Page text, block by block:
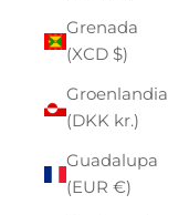
Grenada
(XCD $)
Groenlandia
(DKK kr.)
Guadalupa
(EUR €)